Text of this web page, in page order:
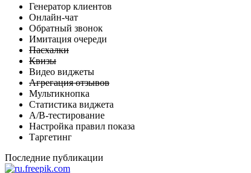
Генератор клиентов
Онлайн-чат
Обратный звонок
Имитация очереди
Пасхалки
Квизы
Видео виджеты
Агрегация отзывов
Мультикнопка
Статистика виджета
А/B-тестирование
Настройка правил показа
Таргетинг
Последние публикации